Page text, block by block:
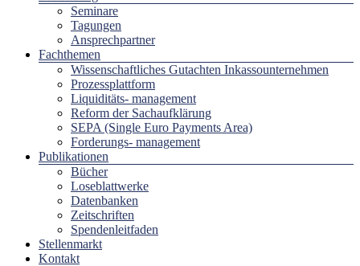
Seminare
Tagungen
Ansprechpartner
Fachthemen
Wissenschaftliches Gutachten Inkassounternehmen
Prozessplattform
Liquiditäts- management
Reform der Sachaufklärung
SEPA (Single Euro Payments Area)
Forderungs- management
Publikationen
Bücher
Loseblattwerke
Datenbanken
Zeitschriften
Spendenleitfaden
Stellenmarkt
Kontakt